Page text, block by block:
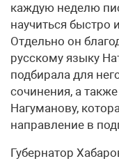
каждую неделю
научиться быстро
Отдельно он
русскому языку
подбирала для
сочинения, а
Нагуманову,
направление в
Губернатор